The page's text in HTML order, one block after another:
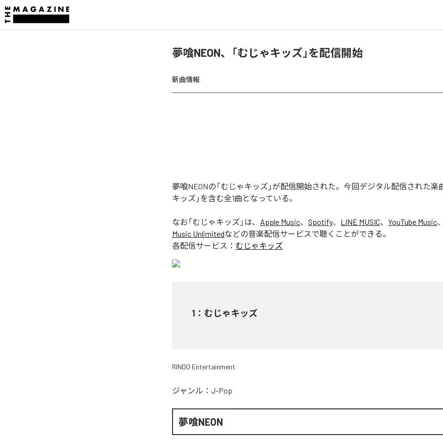
夢喰NEON、「むじゃキッズ」を配信開始
新曲情報
夢喰NEONの「むじゃキッズ」が配信開始された。今回デジタル配信された楽
キッズ」を含む全1曲となっている。
なお「むじゃキッズ 」は、 Apple Music、 Spotify、 LINE MUSIC、 YouTube Music、
Music Unlimitedなどの音楽配信サービスで聴くことができる。
各配信サービス： むじゃキッズ
1 ： むじゃキッズ
RINDO Entertainment
ジャンル： J-Pop
夢喰NEON